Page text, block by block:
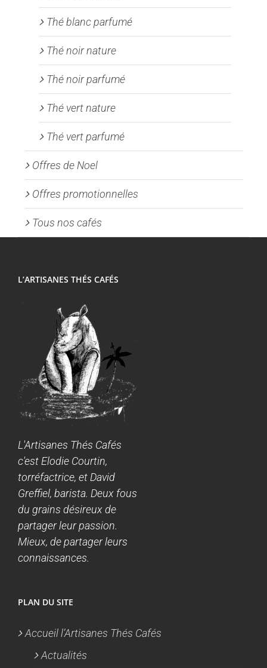
Thé blanc parfumé
Thé noir nature
Thé noir parfumé
Thé vert nature
Thé vert parfumé
Offres de Noel
Offres promotionnelles
Tous nos cafés
L’ARTISANES THÉS CAFÉS
L'Artisanes Thés Cafés
c'est Elodie Courtin,
torréfactrice, et David
Greffiel, barista. Deux fous
du grains désireux de
partager leur passion.
Mieux, de partager leurs
connaissances.
PLAN DU SITE
Accueil l’Artisanes Thés Cafés
Actualités